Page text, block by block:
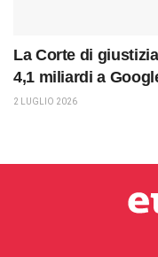
La Corte di
4,1 miliardi a
2 LUGLIO 2026